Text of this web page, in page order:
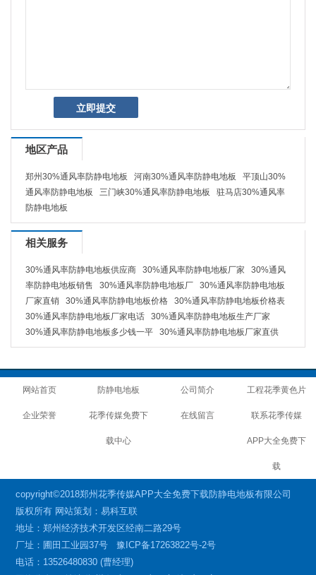
地区产品
郑州30%通风率防静电地板 河南30%通风率防静电地板
平顶山30%
通风率防静电地板
三门峡30%通风率防静电地板
驻马店30%通风率
防静电地板
相关服务
30%通风率防静电地板供应商 30%通风率防静电地板厂家
30%通风
率防静电地板销售
30%通风率防静电地板厂
30%通风率防静电地板
厂家直销
30%通风率防静电地板价格
30%通风率防静电地板价格表
30%通风率防静电地板厂家电话
30%通风率防静电地板生产厂家
30%通风率防静电地板多少钱一平
30%通风率防静电地板厂家直供
网站首页 防静电地板 公司简介 工程花季黄色片
企业荣誉 花季传媒免费下
载中心
在线留言 联系花季传媒
APP大全免费下
载
copyright©2018郑州花季传媒APP大全免费下载防静电地板有限公司
版权所有 网站策划：易科互联
地址：郑州经济技术开发区经南二路29号
厂址：圃田工业园37号豫ICP备17263822号-2号
电话：13526480830 (曹经理)